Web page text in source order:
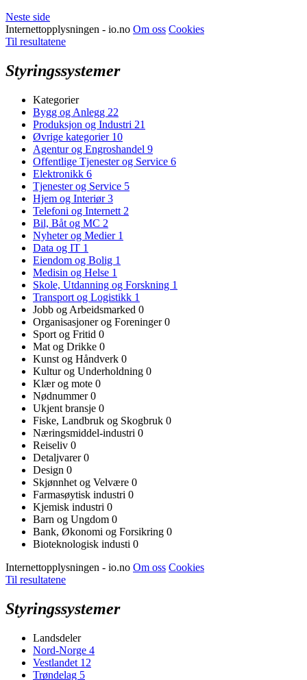
Neste side
Internettopplysningen - io.no Om oss Cookies
Til resultatene
Styringssystemer
Kategorier
Bygg og Anlegg 22
Produksjon og Industri 21
Øvrige kategorier 10
Agentur og Engroshandel 9
Offentlige Tjenester og Service 6
Elektronikk 6
Tjenester og Service 5
Hjem og Interiør3
Telefoni og Internett 2
Bil, Båt og MC 2
Nyheter og Medier 1
Data og IT 1
Eiendom og Bolig 1
Medisin og Helse 1
Skole, Utdanning og Forskning 1
Transport og Logistikk 1
Jobb og Arbeidsmarked 0
Organisasjoner og Foreninger0
Sport og Fritid 0
Mat og Drikke 0
Kunst og Håndverk 0
Kultur og Underholdning 0
Klær og mote 0
Nødnummer0
Ukjent bransje 0
Fiske, Landbruk og Skogbruk 0
Næringsmiddel-industri 0
Reiseliv 0
Detaljvarer0
Design 0
Skjønnhet og Velvære 0
Farmasøytisk industri 0
Kjemisk industri 0
Barn og Ungdom 0
Bank, Økonomi og Forsikring 0
Bioteknologisk industi 0
Internettopplysningen - io.no Om oss Cookies
Til resultatene
Styringssystemer
Landsdeler
Nord-Norge 4
Vestlandet 12
Trøndelag 5